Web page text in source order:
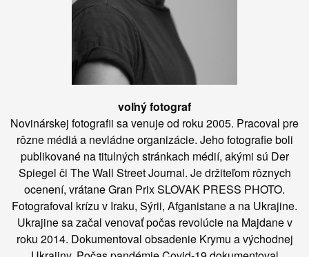
voľný fotograf
Novinárskej fotografii sa venuje od roku 2005. Pracoval pre
rôzne médiá a nevládne organizácie. Jeho fotografie boli
publikované na titulných stránkach médií, akými sú Der
Spiegel či The Wall Street Journal. Je držiteľom rôznych
ocenení, vrátane Gran Prix SLOVAK PRESS PHOTO.
Fotografoval krízu v Iraku, Sýrii, Afganistane a na Ukrajine.
Ukrajine sa začal venovať počas revolúcie na Majdane v
roku 2014. Dokumentoval obsadenie Krymu a východnej